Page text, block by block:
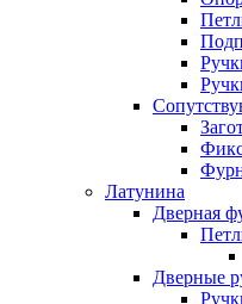
Латунина
Дверная
Дверные